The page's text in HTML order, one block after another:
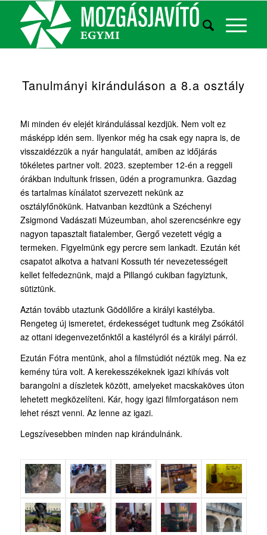
Tanulmányi kiránduláson a 8.a osztály
Mi minden év elejét kirándulással kezdjük. Nem volt ez
másképp idén sem. Ilyenkor még ha csak egy napra is, de
visszaidézzük a nyár hangulatát, amiben az időjárás
tökéletes partner volt. 2023. szeptember 12-én a reggeli
órákban indultunk frissen, üdén a programunkra. Gazdag
és tartalmas kínálatot szervezett nekünk az
osztályfőnökünk. Hatvanban kezdtünk a Széchenyi
Zsigmond Vadászati Múzeumban, ahol szerencsénkre egy
nagyon tapasztalt fiatalember, Gergő vezetett végig a
termeken. Figyelmünk egy percre sem lankadt. Ezután két
csapatot alkotva a hatvani Kossuth tér nevezetességeit
kellet felfedeznünk, majd a Pillangó cukiban fagyiztunk,
sütiztünk.
Aztán tovább utaztunk Gödöllőre a királyi kastélyba.
Rengeteg új ismeretet, érdekességet tudtunk meg Zsókától
az ottani idegenvezetőnktől a kastélyról és a királyi párról.
Ezután Fótra mentünk, ahol a filmstúdiót néztük meg. Na ez
kemény túra volt. A kerekesszékeknek igazi kihívás volt
barangolni a díszletek között, amelyeket macskaköves úton
lehetett megközelíteni. Kár, hogy igazi filmforgatáson nem
lehet részt venni. Az lenne az igazi.
Legszívesebben minden nap kirándulnánk.